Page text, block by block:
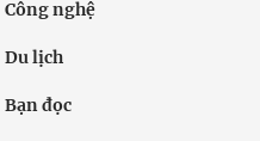
Công nghệ
Du lịch
Bạn đọc